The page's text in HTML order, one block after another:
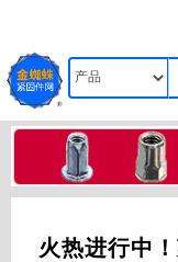
火热进行中